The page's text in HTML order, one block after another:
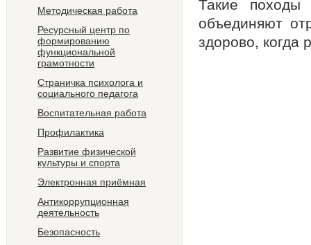
Методическая работа
Ресурсный центр по
формированию
функциональной
грамотности
Страничка психолога и
социального педагога
Воспитательная работа
Профилактика
Развитие физической
культуры и спорта
Электронная приёмная
Антикоррупционная
деятельность
Безопасность
Такие
объединяют
здорово, когда